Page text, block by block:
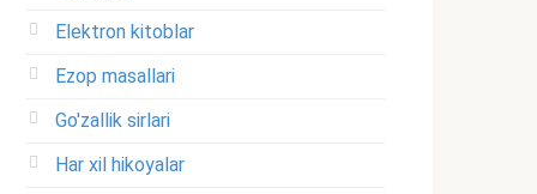
Elektron kitoblar
Ezop masallari
Go'zallik sirlari
Har xil hikoyalar